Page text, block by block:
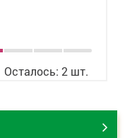
Осталось: 2 шт.